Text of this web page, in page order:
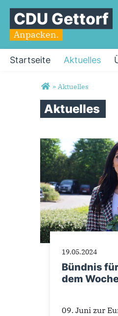
CDU Gettorf
Anpacken.
Startseite Aktuelles
Sie sind hier
» Aktuelles
Aktuelles
19.05.2024
Bündnis
dem
09. Juni zur
Seiten